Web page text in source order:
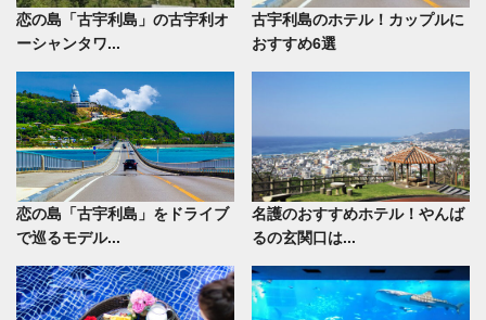
恋の島「古宇利島」の古宇利オ
ーシャンタワ...
古宇利島のホテル！カップルに
おすすめ6選
恋の島「古宇利島」をドライブ
で巡るモデル...
名護のおすすめホテル！やんば
るの玄関口は...